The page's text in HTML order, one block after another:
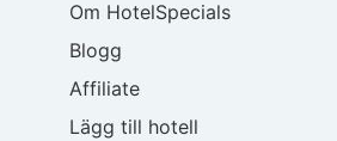
Om HotelSpecials
Blogg
Affiliate
Lägg till hotell